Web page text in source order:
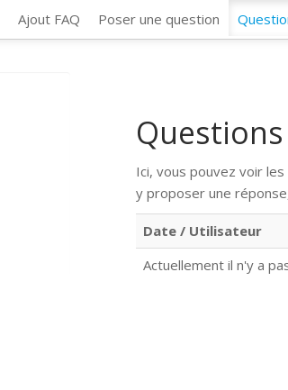
Ajout FAQ Poser une question
Ici, vous pouvez voir
y proposer une
Date / Utilisateur
Actuellement il n'y a